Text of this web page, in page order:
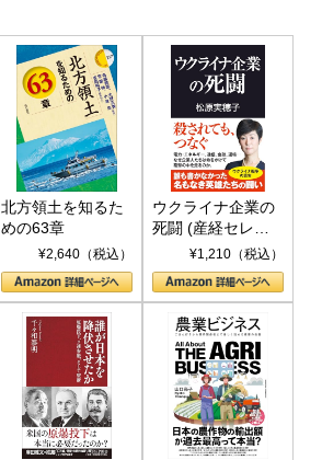
北方領土を知るた
めの63章
¥2,640（税込）
ウクライナ企業の
死闘 (産経セレク
ト S 039)¥1,210（税込）